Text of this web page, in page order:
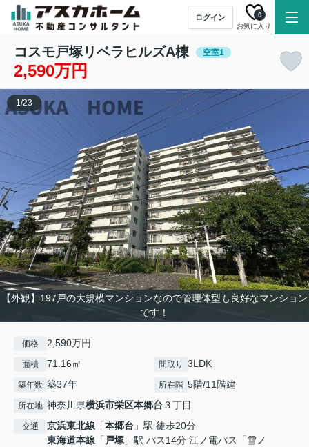
ログイン
お気に入り
0
コスモ戸塚リベラヒルズA棟 空室1
2,590万円
【外観】197戸の大規模マンションなので管理体型も良好なマンション
です！
1/23
価格 2,590万円
面積 71.16㎡ 間取り 3LDK
築年数 築37年 所在階 5階/11階建
所在地 神奈川県横浜市栄区本郷台 ３丁目
交通 京浜東北線 「本郷台 」駅 徒歩20分
東海道本線 「 戸塚 」駅 バス14分 江ノ電バス「雪ノ